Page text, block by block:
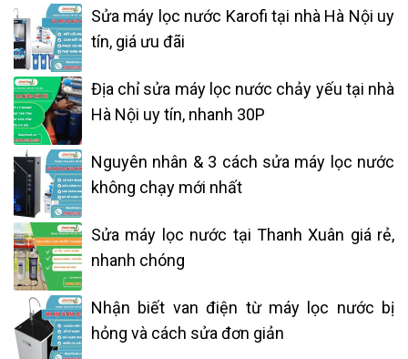
Sửa máy lọc nước Karofi tại nhà Hà Nội uy
tín, giá ưu đãi
Địa chỉ sửa máy lọc nước chảy yếu tại nhà
Hà Nội uy tín, nhanh 30P
Nguyên nhân & 3 cách sửa máy lọc nước
không chạy mới nhất
Sửa máy lọc nước tại Thanh Xuân giá rẻ,
nhanh chóng
Nhận biết van điện từ máy lọc nước bị
hỏng và cách sửa đơn giản